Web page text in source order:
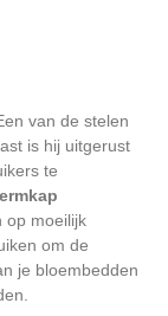
van de stelen
is hij uitgerust
te
op moeilijk
om de
je bloembedden